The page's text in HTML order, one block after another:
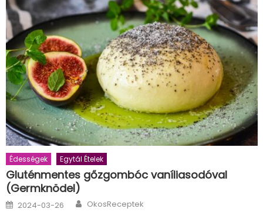
Édességek Egytál Ételek
Gluténmentes gőzgombóc vaníliasodóval
(Germknödel)
Posted
on
2024-03-26 Author
OkosReceptek